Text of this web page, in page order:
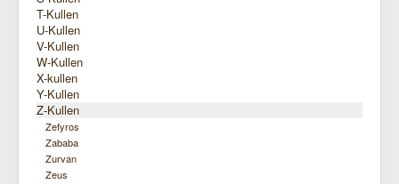
T-Kullen
U-Kullen
V-Kullen
W-Kullen
X-kullen
Y-Kullen
Z-Kullen
Zefyros
Zababa
Zurvan
Zeus